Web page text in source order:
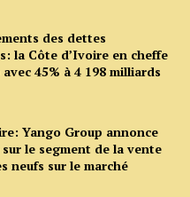
des dettes
la Côte d’Ivoire en cheffe
45% à 4 198 milliards
Yango Group annonce
le segment de la vente
neufs sur le marché